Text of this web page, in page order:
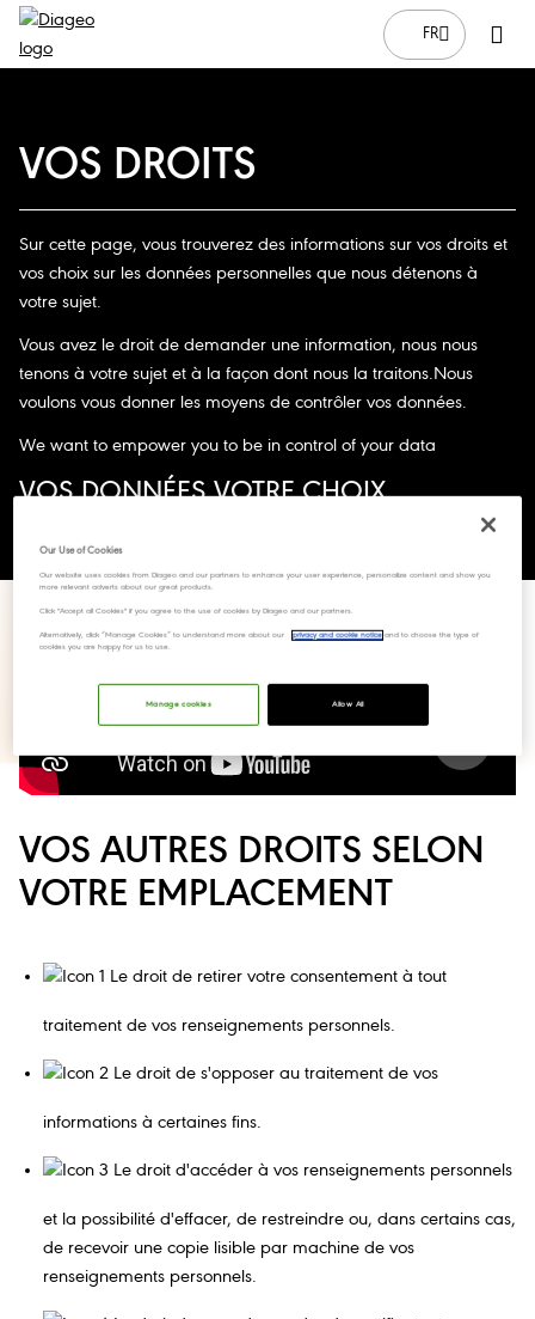
FR
VOS DROITS
Sur cette page, vous trouverez des informations sur vos droits et
vos choix sur les données personnelles que nous détenons à
votre sujet.
Vous avez le droit de demander une information, nous nous
tenons à votre sujet et à la façon dont nous la traitons.Nous
voulons vous donner les moyens de contrôler vos données.
We want to empower you to be in control of your data
VOS DONNÉES VOTRE CHOIX
VOS AUTRES DROITS SELON
VOTRE EMPLACEMENT
Le droit de retirer votre consentement à tout
traitement de vos renseignements personnels.
Le droit de s'opposer au traitement de vos
informations à certaines fins.
Le droit d'accéder à vos renseignements personnels
et la possibilité d'effacer, de restreindre ou, dans certains cas,
de recevoir une copie lisible par machine de vos
renseignements personnels.
Our Use of Cookies
Our website uses cookies from Diageo and our partners to enhance your user experience, personalize content and show you
more relevant adverts about our great products.
Click "Accept all Cookies" if you agree to the use of cookies by Diageo and our partners.
Alternatively, click “Manage Cookies” to understand more about our privacy and cookie notice and to choose the type of
cookies you are happy for us to use.
Allow All
Manage cookies